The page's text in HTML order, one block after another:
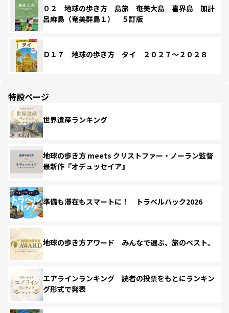
０２ 地球の歩き方 島旅 奄美大島 喜界島 加計
呂麻島（奄美群島１） ５訂版
Ｄ１７ 地球の歩き方 タイ ２０２７～２０２８
特設ページ
世界遺産ランキング
地球の歩き方 meets クリストファー・ノーラン監督
最新作『オデュッセイア』
準備も滞在もスマートに！ トラベルハック2026
地球の歩き方アワード みんなで選ぶ、旅のベスト。
エアラインランキング 読者の投票をもとにランキン
グ形式で発表